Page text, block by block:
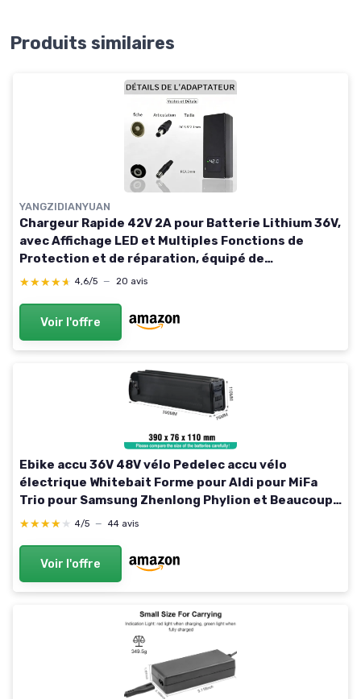
Produits similaires
YANGZIDIANYUAN
Chargeur Rapide 42V 2A pour Batterie Lithium 36V,
avec Affichage LED et Multiples Fonctions de
Protection et de réparation, équipé de
connecteurs (RCA 8mm, DC 5.5 * 2.1mm, GX12 9mm)
★★★★★
★★★★★ 4,6/5 — 20 avis
Voir l'offre
Ebike accu 36V 48V vélo Pedelec accu vélo
électrique Whitebait Forme pour Aldi pour MiFa
Trio pour Samsung Zhenlong Phylion et Beaucoup
Plus avec Chargeur (36V 16Ah)
★★★★★
★★★★★ 4/5 — 44 avis
Voir l'offre